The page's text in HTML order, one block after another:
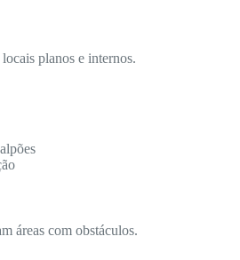
planos e internos.
áreas com obstáculos.